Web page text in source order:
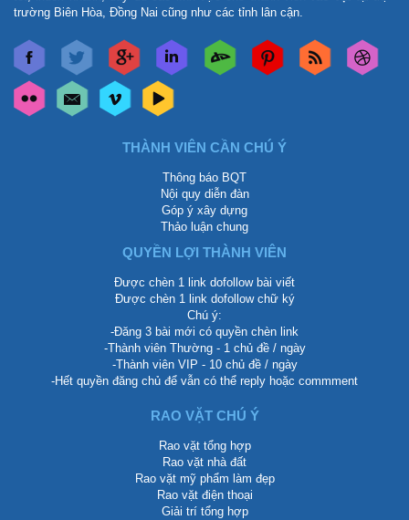
trường Biên Hòa, Đồng Nai cũng như các tỉnh lân cận.
THÀNH VIÊN CẦN CHÚ Ý
Thông báo BQT
Nội quy diễn đàn
Góp ý xây dựng
Thảo luận chung
QUYỀN LỢI THÀNH VIÊN
Được chèn 1 link dofollow bài viết
Được chèn 1 link dofollow chữ ký
Chú ý:
-Đăng 3 bài mới có quyền chèn link
-Thành viên Thường - 1 chủ đề / ngày
-Thành viên VIP - 10 chủ đề / ngày
-Hết quyền đăng chủ để vẫn có thể reply hoặc commment
RAO VẶT CHÚ Ý
Rao vặt tổng hợp
Rao vặt nhà đất
Rao vặt mỹ phẩm làm đẹp
Rao vặt điện thoại
Giải trí tổng hợp